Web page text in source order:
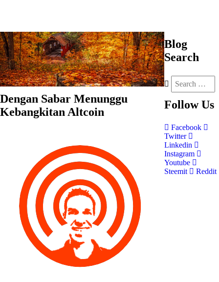
Dengan Sabar Menunggu
Kebangkitan Altcoin
Blog
Search
Follow Us
Facebook
Twitter
Linkedin
Instagram
Youtube
Steemit
Reddit